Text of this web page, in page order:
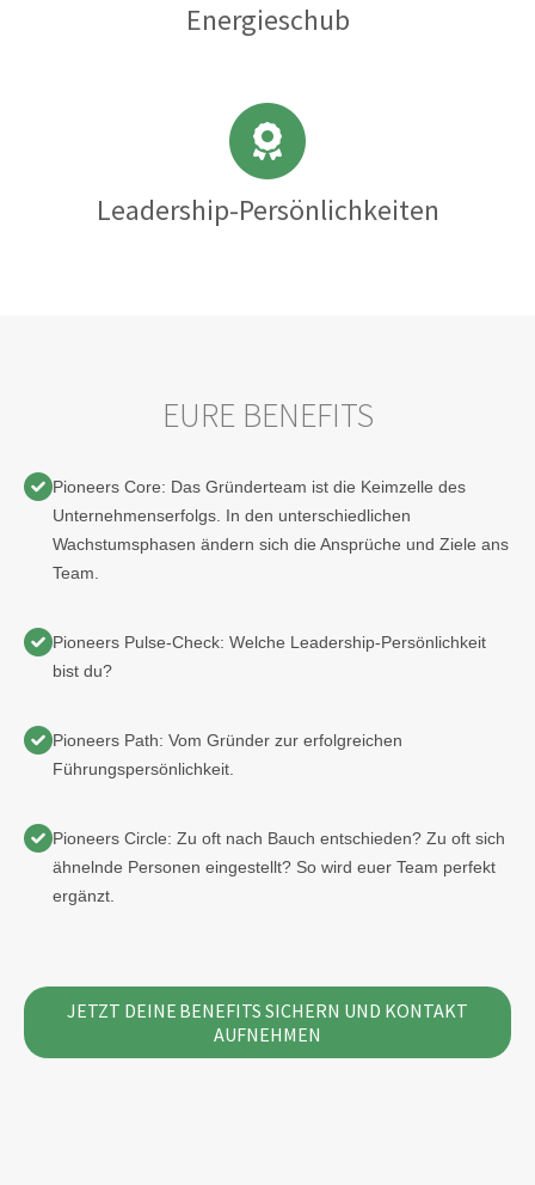
Energieschub
Leadership-Persönlichkeiten
EURE BENEFITS
Pioneers Core: Das Gründerteam ist die Keimzelle des
Unternehmenserfolgs. In den unterschiedlichen
Wachstumsphasen ändern sich die Ansprüche und Ziele ans
Team.
Pioneers Pulse-Check: Welche Leadership-Persönlichkeit
bist du?
Pioneers Path: Vom Gründer zur erfolgreichen
Führungspersönlichkeit.
Pioneers Circle: Zu oft nach Bauch entschieden? Zu oft sich
ähnelnde Personen eingestellt? So wird euer Team perfekt
ergänzt.
JETZT DEINE BENEFITS SICHERN UND KONTAKT
AUFNEHMEN